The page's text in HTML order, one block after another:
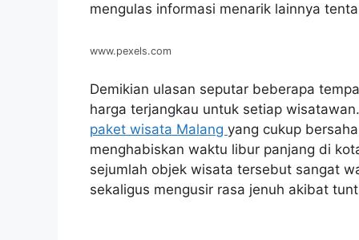
mengulas informasi menarik lainnya
www.pexels.com
Demikian ulasan seputar beberapa
harga terjangkau untuk setiap
paket wisata Malang yang cukup
menghabiskan waktu libur panjang di
sejumlah objek wisata tersebut sangat
sekaligus mengusir rasa jenuh akibat